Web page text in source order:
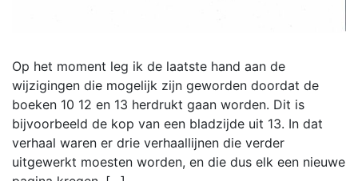
Op het moment leg ik de laatste hand aan de
wijzigingen die mogelijk zijn geworden doordat de
boeken 10 12 en 13 herdrukt gaan worden. Dit is
bijvoorbeeld de kop van een bladzijde uit 13. In dat
verhaal waren er drie verhaallijnen die verder
uitgewerkt moesten worden, en die dus elk een nieuwe